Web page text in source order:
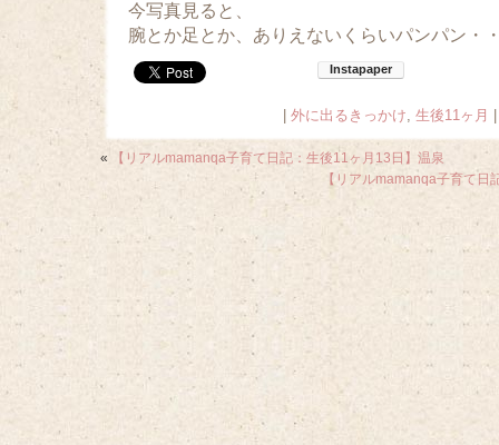
今写真見ると、
腕とか足とか、ありえないくらいパンパン・
外に出るきっかけ, 生後11ヶ月
«
【リアルmamanqa子育て日記：生後11ヶ月13日】温泉
【リアルmamanqa子育て